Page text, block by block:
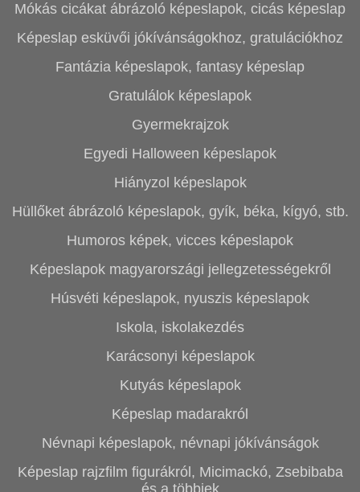
Mókás cicákat ábrázoló képeslapok, cicás képeslap
Képeslap esküvői jókívánságokhoz, gratulációkhoz
Fantázia képeslapok, fantasy képeslap
Gratulálok képeslapok
Gyermekrajzok
Egyedi Halloween képeslapok
Hiányzol képeslapok
Hüllőket ábrázoló képeslapok, gyík, béka, kígyó, stb.
Humoros képek, vicces képeslapok
Képeslapok magyarországi jellegzetességekről
Húsvéti képeslapok, nyuszis képeslapok
Iskola, iskolakezdés
Karácsonyi képeslapok
Kutyás képeslapok
Képeslap madarakról
Névnapi képeslapok, névnapi jókívánságok
Képeslap rajzfilm figurákról, Micimackó, Zsebibaba
és a többiek